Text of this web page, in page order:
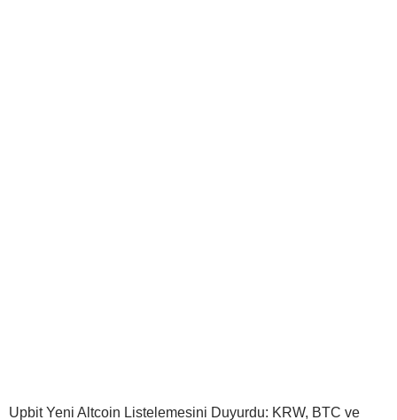
Upbit Yeni Altcoin Listelemesini Duyurdu: KRW, BTC ve